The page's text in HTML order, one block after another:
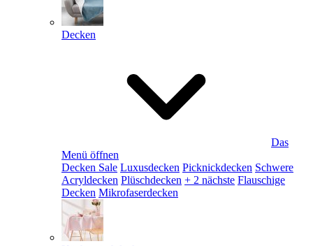
Decken
Das
Menü öffnen
Decken Sale Luxusdecken Picknickdecken Schwere
Acryldecken Plüschdecken + 2 nächste Flauschige
Decken Mikrofaserdecken